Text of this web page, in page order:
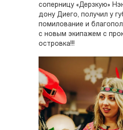
соперницу «Дерзкую»
дону Диего, получил у
помилование и
с новым экипажем с
островка!!!